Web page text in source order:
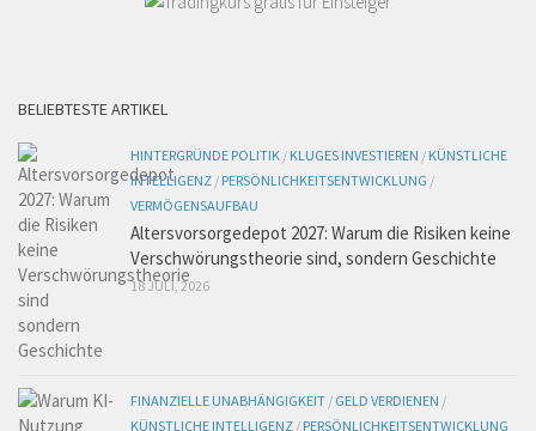
BELIEBTESTE ARTIKEL
HINTERGRÜNDE POLITIK / KLUGES INVESTIEREN / KÜNSTLICHE
INTELLIGENZ / PERSÖNLICHKEITSENTWICKLUNG /
VERMÖGENSAUFBAU
Altersvorsorgedepot 2027: Warum die Risiken keine
Verschwörungstheorie sind, sondern Geschichte
18 JULI, 2026
FINANZIELLE UNABHÄNGIGKEIT / GELD VERDIENEN /
KÜNSTLICHE INTELLIGENZ / PERSÖNLICHKEITSENTWICKLUNG